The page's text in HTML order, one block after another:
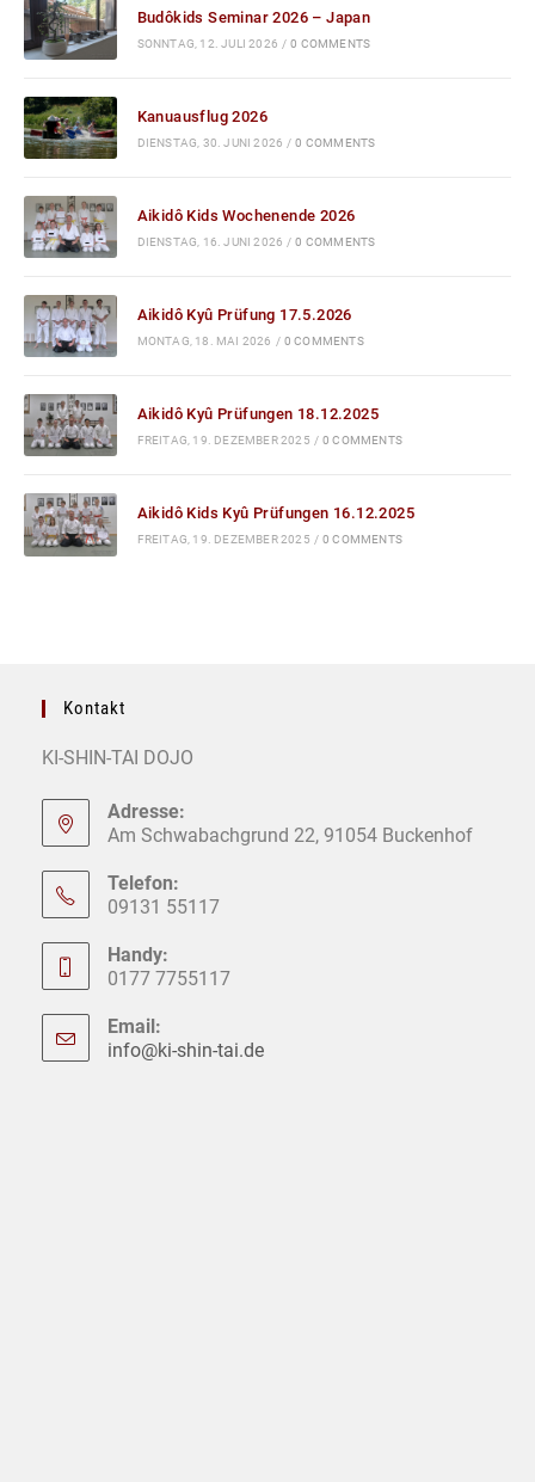
Budôkids Seminar 2026 – Japan
SONNTAG, 12. JULI 2026 / 0 COMMENTS
Kanuausflug 2026
DIENSTAG, 30. JUNI 2026 / 0 COMMENTS
Aikidô Kids Wochenende 2026
DIENSTAG, 16. JUNI 2026 / 0 COMMENTS
Aikidô Kyû Prüfung 17.5.2026
MONTAG, 18. MAI 2026 / 0 COMMENTS
Aikidô Kyû Prüfungen 18.12.2025
FREITAG, 19. DEZEMBER 2025 / 0 COMMENTS
Aikidô Kids Kyû Prüfungen 16.12.2025
FREITAG, 19. DEZEMBER 2025 / 0 COMMENTS
Kontakt
KI-SHIN-TAI DOJO
Adresse:
Am Schwabachgrund 22, 91054 Buckenhof
Telefon:
09131 55117
Handy:
0177 7755117
Email:
info@ki-shin-tai.deOpens